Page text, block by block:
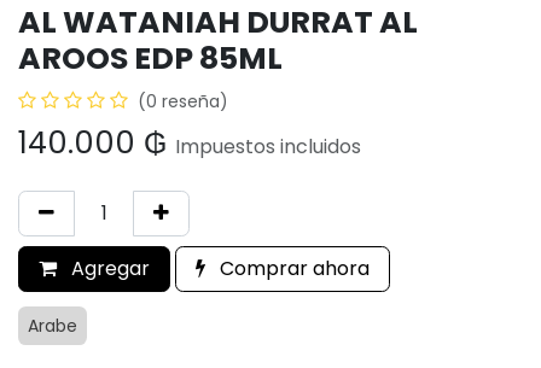
AL WATANIAH DURRAT AL
AROOS EDP 85ML
(0 reseña)
140.000 ₲ Impuestos incluidos
Agregar Comprar ahora
Arabe